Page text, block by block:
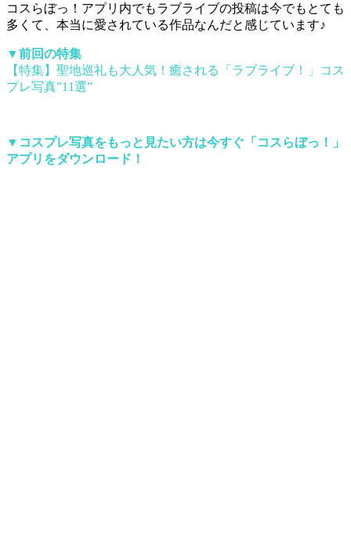
コスらぼっ！アプリ内でもラブライブの投稿は今でもとても
多くて、本当に愛されている作品なんだと感じています♪
▼前回の特集
【特集】聖地巡礼も大人気！癒される「ラブライブ！」コス
プレ写真”11選”
▼コスプレ写真をもっと見たい方は今すぐ「 コスらぼっ！
」
アプリをダウンロード！